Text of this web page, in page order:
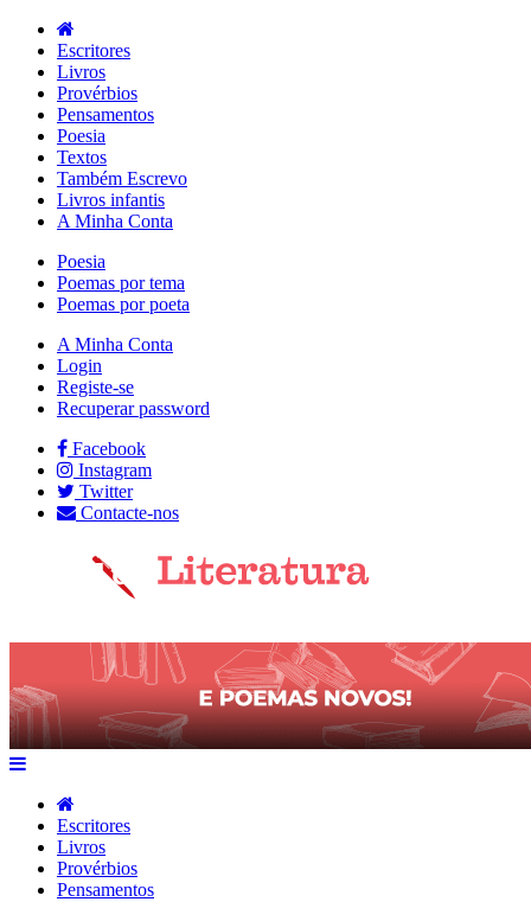
Escritores
Livros
Provérbios
Pensamentos
Poesia
Textos
Também Escrevo
Livros infantis
A Minha Conta
Poesia
Poemas por tema
Poemas por poeta
A Minha Conta
Login
Registe-se
Recuperar password
Facebook
Instagram
Twitter
Contacte-nos
Escritores
Livros
Provérbios
Pensamentos